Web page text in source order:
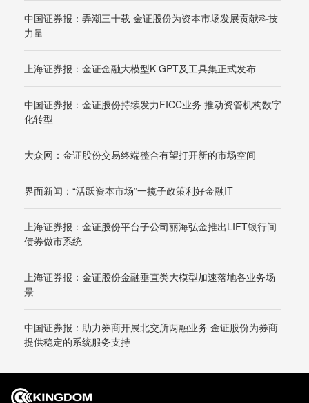
中国证券报：弄潮三十载 金证股份为资本市场发展贡献科技
力量
上海证券报：金证金融大模型K-GPT及工具集正式发布
中国证券报：金证股份持续发力FICC业务 推动资管机构数字
化转型
大众网：金证股份交易终端整合有望打开新的市场空间
界面新闻：“活跃资本市场”一揽子政策利好金融IT
上海证券报：金证股份平台子公司丽海弘金推出LIFT银行间
债券做市系统
上海证券报：金证股份金融垂直类大模型加速落地各业务场
景
中国证券报：助力券商开展北交所两融业务 金证股份为券商
提供稳定的系统服务支持